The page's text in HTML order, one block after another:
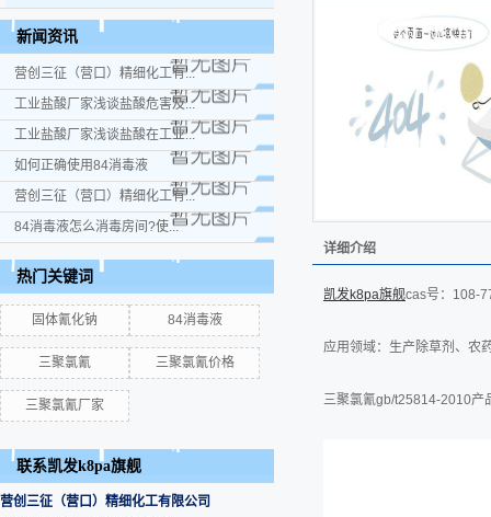
新闻资讯
营创三征（营口）精细化工有...
工业盐酸厂家浅谈盐酸危害及...
工业盐酸厂家浅谈盐酸在工业...
如何正确使用84消毒液
营创三征（营口）精细化工有...
84消毒液怎么消毒房间?使...
热门关键词
固体氰化钠 84消毒液
三聚氯氰 三聚氯氰价格
三聚氯氰厂家
联系凯发k8pa旗舰
营创三征（营口）精细化工有限公司
详细介绍
凯发k8pa旗舰cas号：108-
应用领域：生产除草剂、农
三聚氯氰gb/t25814-2010产